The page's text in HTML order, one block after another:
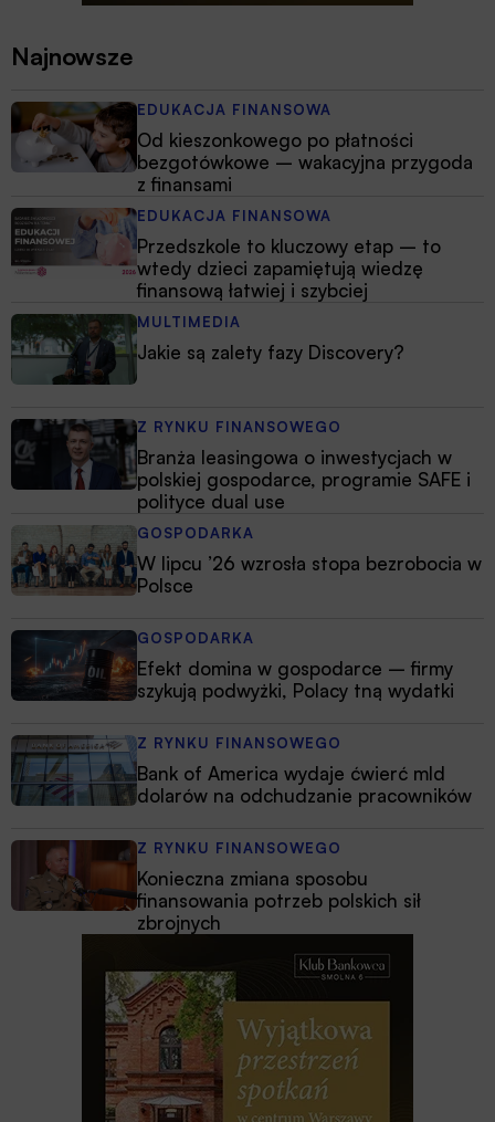
Najnowsze
EDUKACJA FINANSOWA
Od kieszonkowego po płatności
bezgotówkowe – wakacyjna przygoda
z finansami
EDUKACJA FINANSOWA
Przedszkole to kluczowy etap – to
wtedy dzieci zapamiętują wiedzę
finansową łatwiej i szybciej
MULTIMEDIA
Jakie są zalety fazy Discovery?
Z RYNKU FINANSOWEGO
Branża leasingowa o inwestycjach w
polskiej gospodarce, programie SAFE i
polityce dual use
GOSPODARKA
W lipcu ’26 wzrosła stopa bezrobocia w
Polsce
GOSPODARKA
Efekt domina w gospodarce – firmy
szykują podwyżki, Polacy tną wydatki
Z RYNKU FINANSOWEGO
Bank of America wydaje ćwierć mld
dolarów na odchudzanie pracowników
Z RYNKU FINANSOWEGO
Konieczna zmiana sposobu
finansowania potrzeb polskich sił
zbrojnych